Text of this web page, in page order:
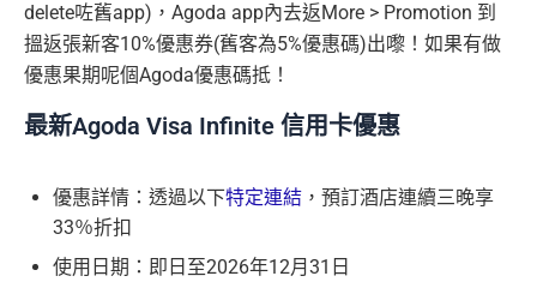
delete咗舊app)，Agoda app內去返More > Promotion 到
搵返張新客10%優惠券(舊客為5%優惠碼)出嚟！如果有做
優惠果期呢個Agoda優惠碼抵！
最新Agoda Visa Infinite 信用卡優惠
優惠詳情：透過以下特定連結 ，預訂酒店連續三晚享
33％折扣
使用日期：即日至2026年12月31日